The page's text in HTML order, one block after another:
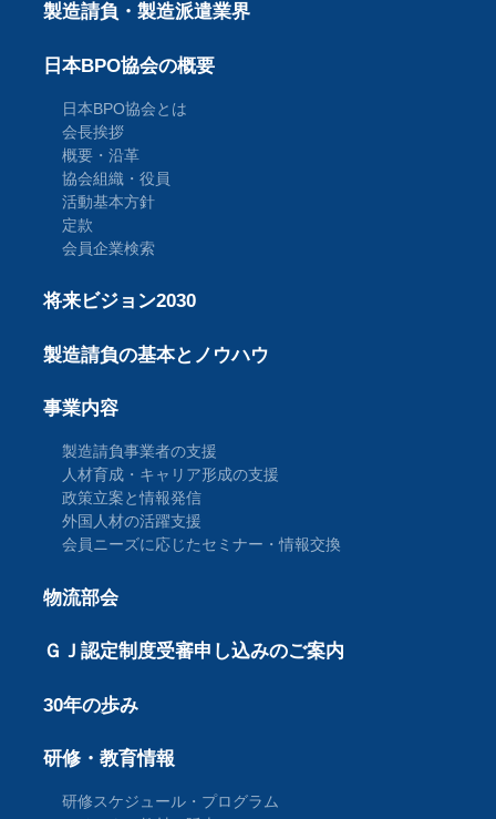
製造請負・製造派遣業界
日本BPO協会の概要
日本BPO協会とは
会長挨拶
概要・沿革
協会組織・役員
活動基本方針
定款
会員企業検索
将来ビジョン2030
製造請負の基本とノウハウ
事業内容
製造請負事業者の支援
人材育成・キャリア形成の支援
政策立案と情報発信
外国人材の活躍支援
会員ニーズに応じたセミナー・情報交換
物流部会
ＧＪ認定制度受審申し込みのご案内
30年の歩み
研修・教育情報
研修スケジュール・プログラム